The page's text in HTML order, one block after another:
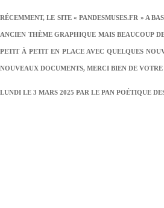
RÉCEMMENT, LE SITE « PANDESMUSES.FR » A
ANCIEN THÈME GRAPHIQUE MAIS BEAUCOUP
PETIT À PETIT EN PLACE AVEC QUELQUES
NOUVEAUX DOCUMENTS, MERCI BIEN DE
LUNDI LE 3 MARS 2025 PAR LE PAN POÉTIQUE